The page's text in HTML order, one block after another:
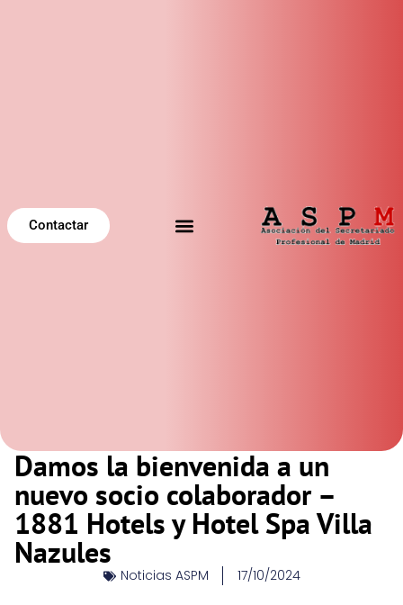
Contactar
Damos la bienvenida a un
nuevo socio colaborador –
1881 Hotels y Hotel Spa Villa
Nazules
Noticias ASPM 17/10/2024